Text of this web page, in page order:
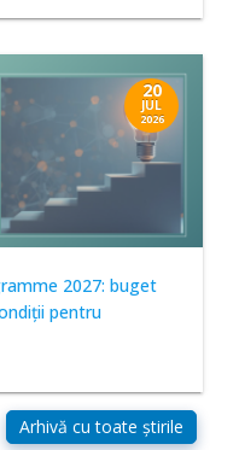
20
JUL
2026
2027: buget
pentru